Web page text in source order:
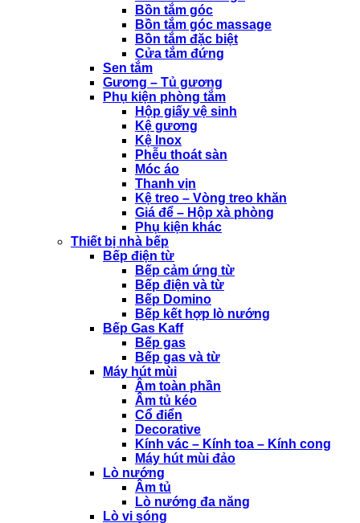
Bồn tắm góc
Bồn tắm góc massage
Bồn tắm đặc biệt
Cửa tắm đứng
Sen tắm
Gương – Tủ gương
Phụ kiện phòng tắm
Hộp giấy vệ sinh
Kệ gương
Kệ Inox
Phễu thoát sàn
Móc áo
Thanh vịn
Kệ treo – Vòng treo khăn
Giá để – Hộp xà phòng
Phụ kiện khác
Thiết bị nhà bếp
Bếp điện từ
Bếp cảm ứng từ
Bếp điện và từ
Bếp Domino
Bếp kết hợp lò nướng
Bếp Gas Kaff
Bếp gas
Bếp gas và từ
Máy hút mùi
Âm toàn phần
Âm tủ kéo
Cổ điển
Decorative
Kính vác – Kính toa – Kính cong
Máy hút mùi đảo
Lò nướng
Âm tủ
Lò nướng đa năng
Lò vi sóng